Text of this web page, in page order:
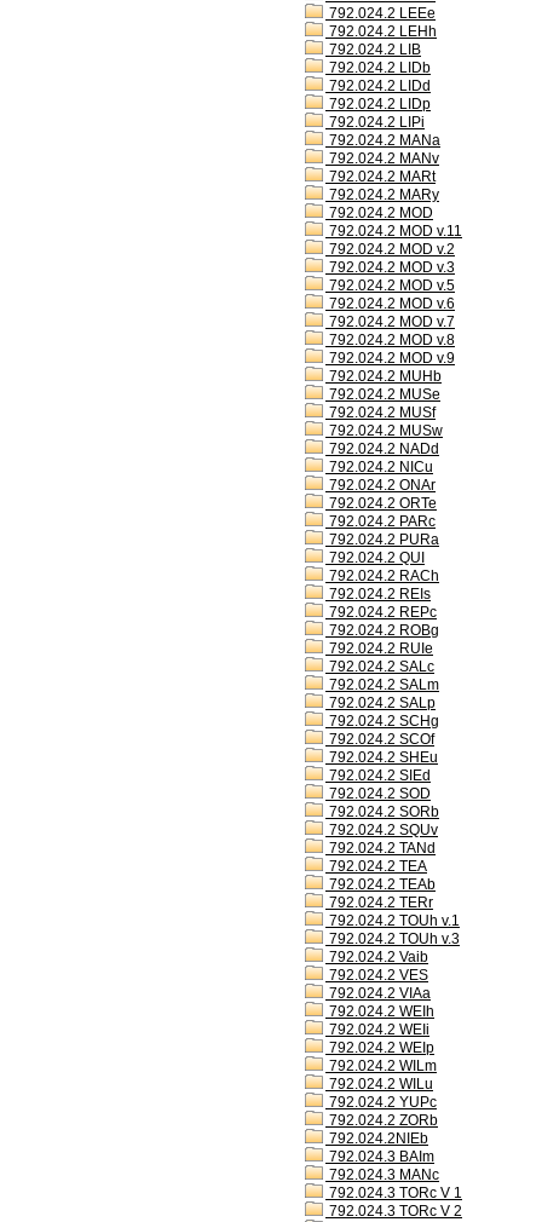
792.024.2 LEEe
792.024.2 LEHh
792.024.2 LIB
792.024.2 LIDb
792.024.2 LIDd
792.024.2 LIDp
792.024.2 LIPi
792.024.2 MANa
792.024.2 MANv
792.024.2 MARt
792.024.2 MARy
792.024.2 MOD
792.024.2 MOD v.11
792.024.2 MOD v.2
792.024.2 MOD v.3
792.024.2 MOD v.5
792.024.2 MOD v.6
792.024.2 MOD v.7
792.024.2 MOD v.8
792.024.2 MOD v.9
792.024.2 MUHb
792.024.2 MUSe
792.024.2 MUSf
792.024.2 MUSw
792.024.2 NADd
792.024.2 NICu
792.024.2 ONAr
792.024.2 ORTe
792.024.2 PARc
792.024.2 PURa
792.024.2 QUI
792.024.2 RACh
792.024.2 REIs
792.024.2 REPc
792.024.2 ROBg
792.024.2 RUIe
792.024.2 SALc
792.024.2 SALm
792.024.2 SALp
792.024.2 SCHg
792.024.2 SCOf
792.024.2 SHEu
792.024.2 SIEd
792.024.2 SOD
792.024.2 SORb
792.024.2 SQUv
792.024.2 TANd
792.024.2 TEA
792.024.2 TEAb
792.024.2 TERr
792.024.2 TOUh v.1
792.024.2 TOUh v.3
792.024.2 Vaib
792.024.2 VES
792.024.2 VIAa
792.024.2 WEIh
792.024.2 WEIi
792.024.2 WEIp
792.024.2 WILm
792.024.2 WILu
792.024.2 YUPc
792.024.2 ZORb
792.024.2NIEb
792.024.3 BAIm
792.024.3 MANc
792.024.3 TORc V 1
792.024.3 TORc V 2